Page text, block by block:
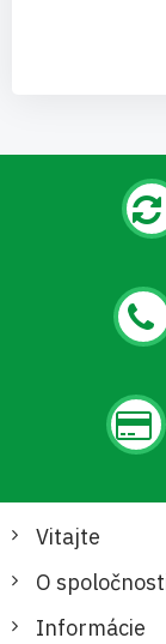
Vitajte
O
Informácie